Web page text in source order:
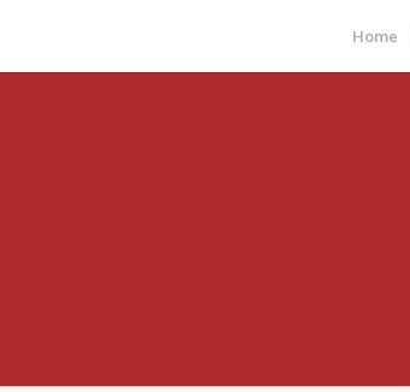
Home